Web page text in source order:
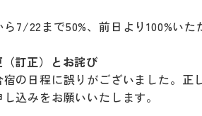
7/22まで50%、前日より100%いた
訂正）とお詫び
の日程に誤りがございました。
込みをお願いいたします。